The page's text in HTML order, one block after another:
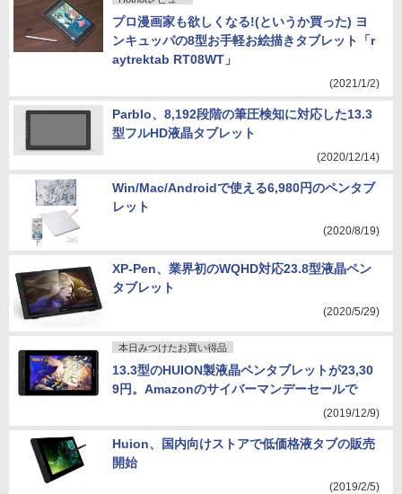
プロ漫画家も欲しくなる!(というか買った) ヨ
ンキュッパの8型お手軽お絵描きタブレット「r
aytrektab RT08WT」
(2021/1/2)
Parblo、8,192段階の筆圧検知に対応した13.3
型フルHD液晶タブレット
(2020/12/14)
Win/Mac/Androidで使える6,980円のペンタブ
レット
(2020/8/19)
XP-Pen、業界初のWQHD対応23.8型液晶ペン
タブレット
(2020/5/29)
本日みつけたお買い得品
13.3型のHUION製液晶ペンタブレットが23,30
9円。Amazonのサイバーマンデーセールで
(2019/12/9)
Huion、国内向けストアで低価格液タブの販売
開始
(2019/2/5)